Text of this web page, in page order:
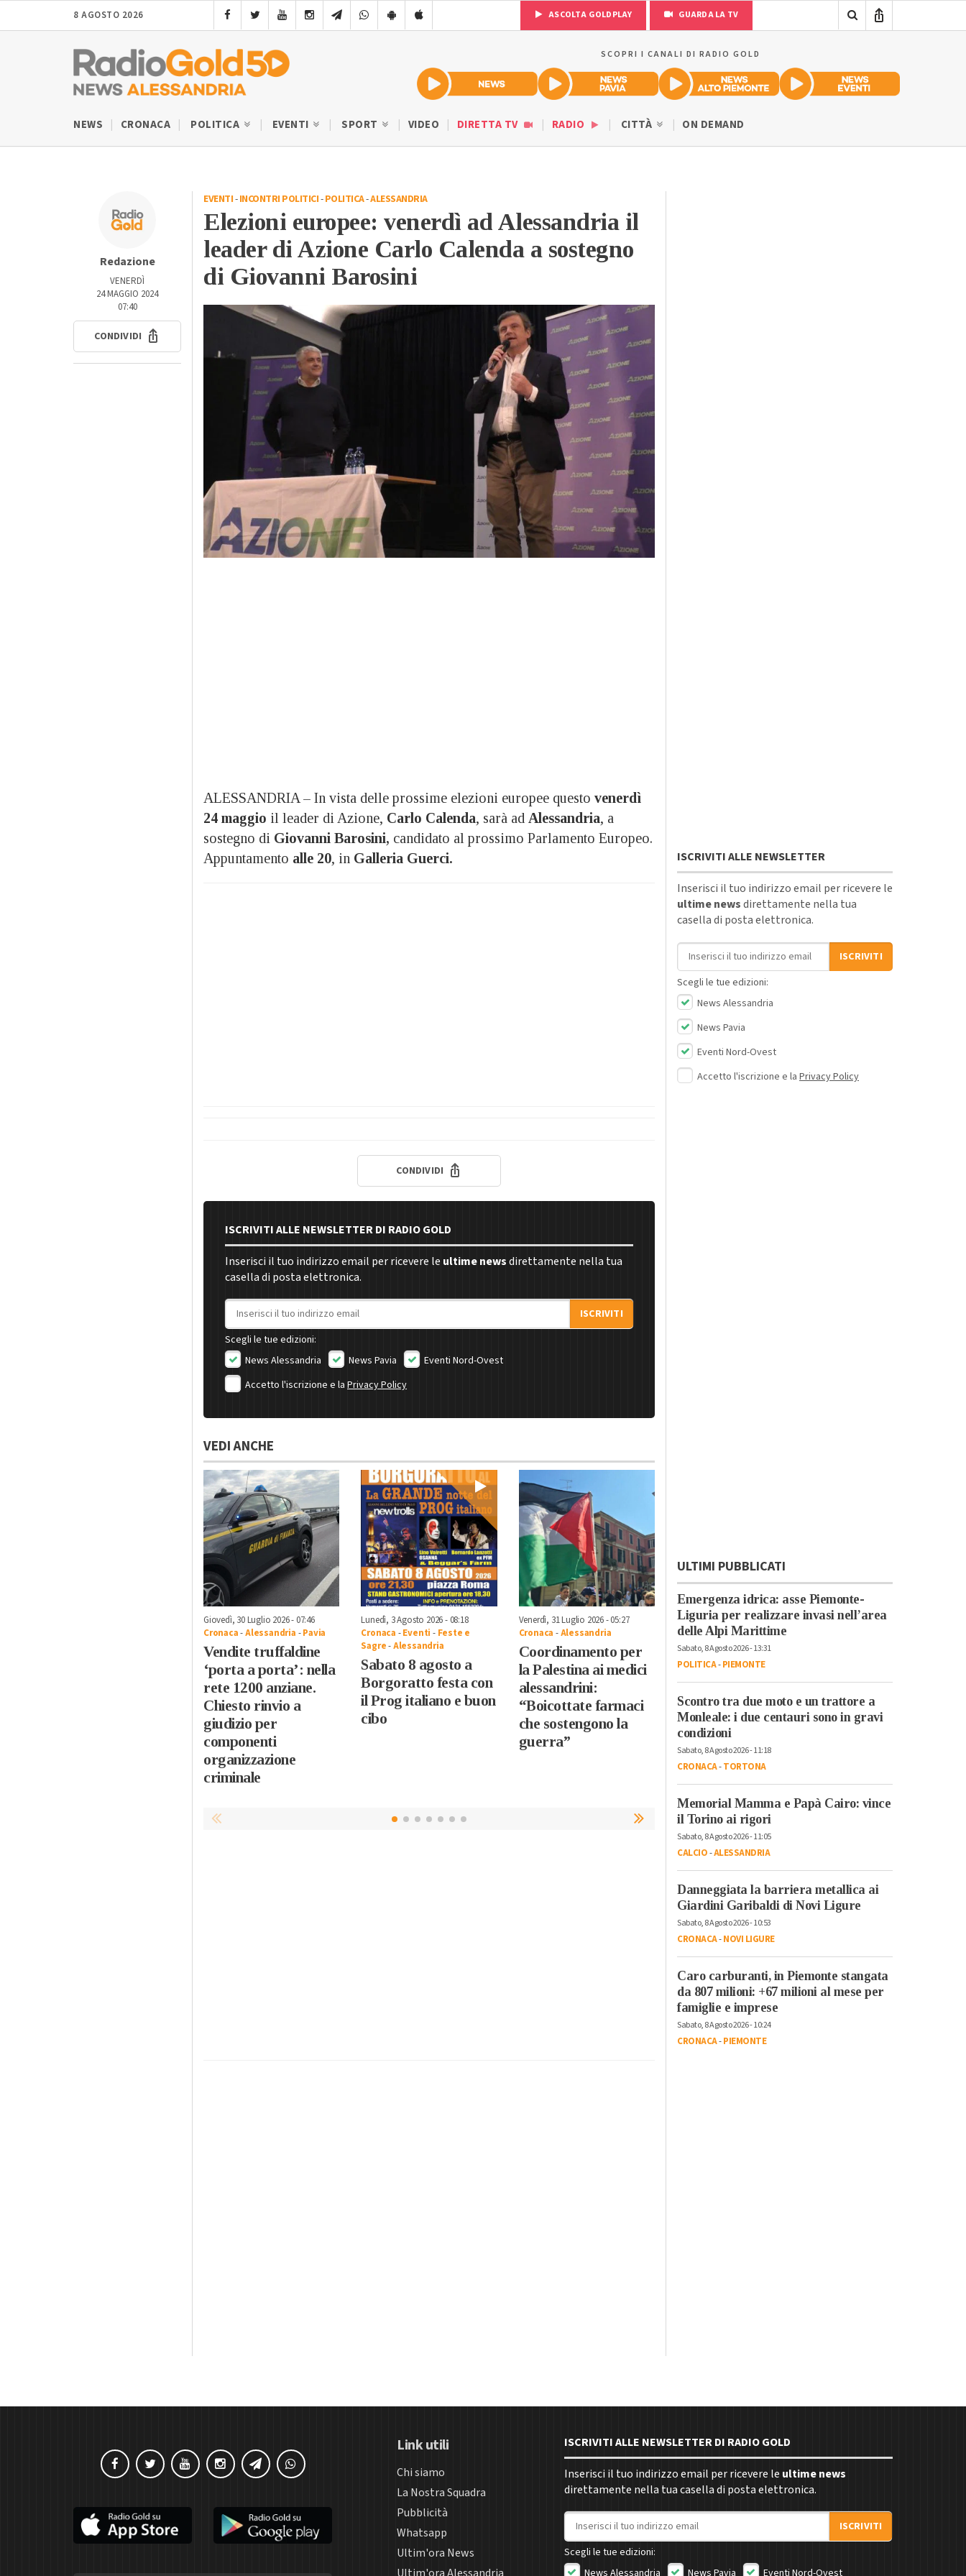
8 AGOSTO 2026 ASCOLTA GOLDPLAY GUARDA LA TV
SCOPRI I CANALI DI RADIO GOLD
NEWS CRONACA POLITICA EVENTI SPORT VIDEO DIRETTA TV RADIO CITTÀ ON DEMAND
Redazione
VENERDÌ
24 MAGGIO 2024
07:40
CONDIVIDI
EVENTI-INCONTRI POLITICI-POLITICA-ALESSANDRIA
Elezioni europee: venerdì ad Alessandria il
leader di Azione Carlo Calenda a sostegno
di Giovanni Barosini
ALESSANDRIA – In vista delle prossime elezioni europee questo venerdì
24 maggio il leader di Azione, Carlo Calenda, sarà ad Alessandria, a
sostegno di Giovanni Barosini, candidato al prossimo Parlamento Europeo.
Appuntamento alle 20, in Galleria Guerci.
CONDIVIDI
ISCRIVITI ALLE NEWSLETTER DI RADIO GOLD
Inserisci il tuo indirizzo email per ricevere le ultime newsdirettamente nella tua
casella di posta elettronica.
Indirizzo email
ISCRIVITI
Scegli le tue edizioni:
News Alessandria
News Pavia
Eventi Nord-Ovest
Accetto l'iscrizione e la Privacy Policy
VEDI ANCHE
Giovedì, 30 Luglio 2026 - 07:46
Cronaca-Alessandria -Pavia
Vendite truffaldine
‘porta a porta’: nella
rete 1200 anziane.
Chiesto rinvio a
giudizio per
componenti
organizzazione
criminale
Lunedì, 3 Agosto 2026 - 08:18
Cronaca -Eventi - Feste e
Sagre-Alessandria
Sabato 8 agosto a
Borgoratto festa con
il Prog italiano e buon
cibo
Venerdì, 31 Luglio 2026 - 05:27
Cronaca -Alessandria
Coordinamento per
la Palestina ai medici
alessandrini:
“Boicottate farmaci
che sostengono la
guerra”
Sabato, 25 Luglio 2026 - 17:29
Cronaca-Alessandria
Tragico incidente tra
Borgoratto e Oviglio:
morto un
motociclista
Alessandria
A Mantovana dal 5 al
ISCRIVITI ALLE NEWSLETTER
Inserisci il tuo indirizzo email per ricevere le
ultime newsdirettamente nella tua
casella di posta elettronica.
Indirizzo email
ISCRIVITI
Scegli le tue edizioni:
News Alessandria
News Pavia
Eventi Nord-Ovest
Accetto l'iscrizione e la Privacy Policy
ULTIMI PUBBLICATI
Emergenza idrica: asse Piemonte-
Liguria per realizzare invasi nell’area
delle Alpi Marittime
Sabato, 8 Agosto 2026 - 13:31
POLITICA-PIEMONTE
Scontro tra due moto e un trattore a
Monleale: i due centauri sono in gravi
condizioni
Sabato, 8 Agosto 2026 - 11:18
CRONACA-TORTONA
Memorial Mamma e Papà Cairo: vince
il Torino ai rigori
Sabato, 8 Agosto 2026 - 11:05
CALCIO-ALESSANDRIA
Danneggiata la barriera metallica ai
Giardini Garibaldi di Novi Ligure
Sabato, 8 Agosto 2026 - 10:53
CRONACA-NOVI LIGURE
Caro carburanti, in Piemonte stangata
da 807 milioni: +67 milioni al mese per
famiglie e imprese
Sabato, 8 Agosto 2026 - 10:24
CRONACA-PIEMONTE
Link utili
Chi siamo
La Nostra Squadra
Pubblicità
Whatsapp
Ultim'ora News
ISCRIVITI ALLE NEWSLETTER DI RADIO GOLD
Inserisci il tuo indirizzo email per ricevere le ultime news
direttamente nella tua casella di posta elettronica.
Indirizzo email
ISCRIVITI
Scegli le tue edizioni:
News Alessandria
News Pavia Eventi Nord-Ovest